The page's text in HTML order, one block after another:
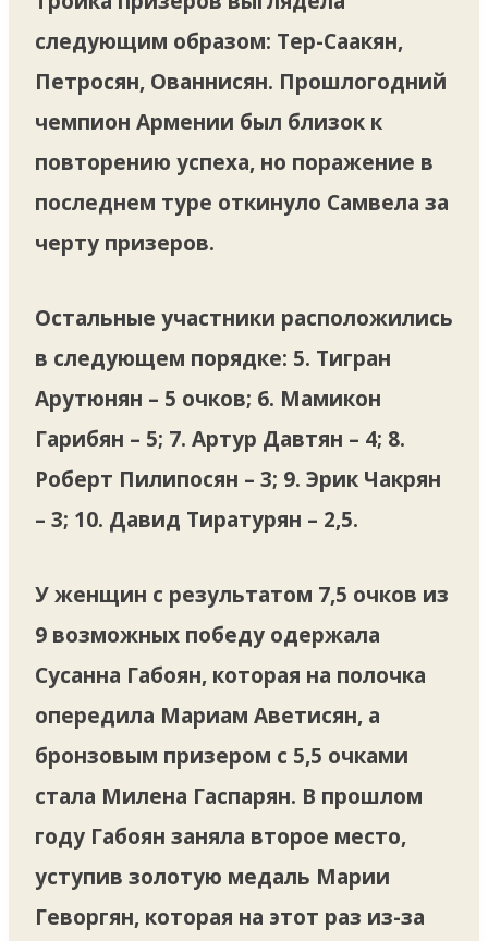
следующим образом: Тер-Саакян,
Петросян, Ованнисян. Прошлогодний
чемпион Армении был близок к
повторению успеха, но поражение в
последнем туре откинуло Самвела за
черту призеров.
Остальные участники расположились
в следующем порядке: 5. Тигран
Арутюнян – 5 очков; 6. Мамикон
Гарибян – 5; 7. Артур Давтян – 4; 8.
Роберт Пилипосян – 3; 9. Эрик Чакрян
– 3; 10. Давид Тиратурян – 2,5.
У женщин с результатом 7,5 очков из
9 возможных победу одержала
Сусанна Габоян, которая на полочка
опередила Мариам Аветисян, а
бронзовым призером с 5,5 очками
стала Милена Гаспарян. В прошлом
году Габоян заняла второе место,
уступив золотую медаль Марии
Геворгян, которая на этот раз из-за